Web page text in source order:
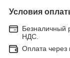
Условия
Безналичный
НДС.
Оплата через